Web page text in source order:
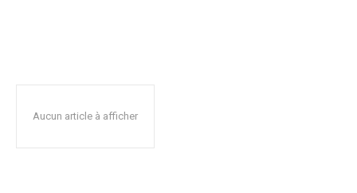
Aucun article à afficher